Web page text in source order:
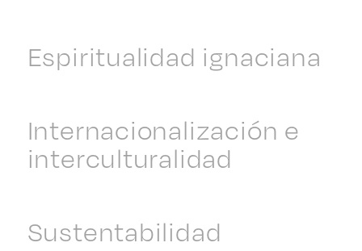
Espiritualidad ignaciana
Internacionalización e
interculturalidad
Sustentabilidad